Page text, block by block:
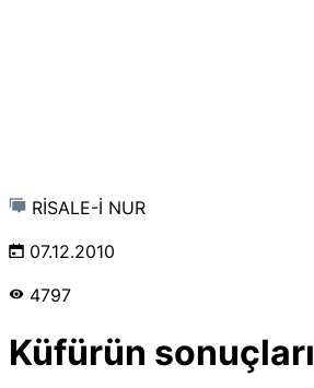
RİSALE-İ NUR
07.12.2010
4797
Küfürün sonuçları